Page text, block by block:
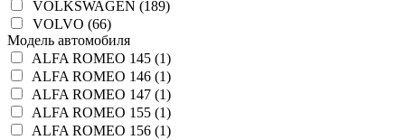
VOLKSWAGEN (189)
VOLVO (66)
Модель автомобиля
ALFA ROMEO 145 (1)
ALFA ROMEO 146 (1)
ALFA ROMEO 147 (1)
ALFA ROMEO 155 (1)
ALFA ROMEO 156 (1)